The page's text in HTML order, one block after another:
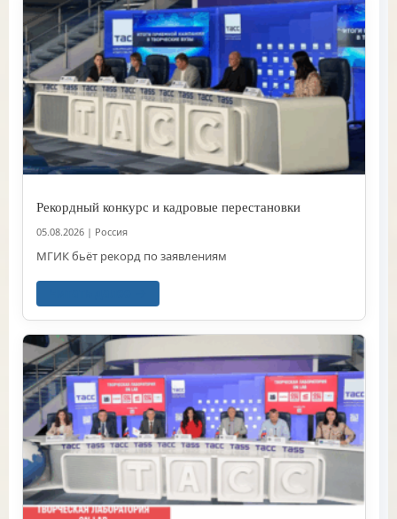
Рекордный конкурс и кадровые перестановки
05.08.2026 | Россия
МГИК бьёт рекорд по заявлениям